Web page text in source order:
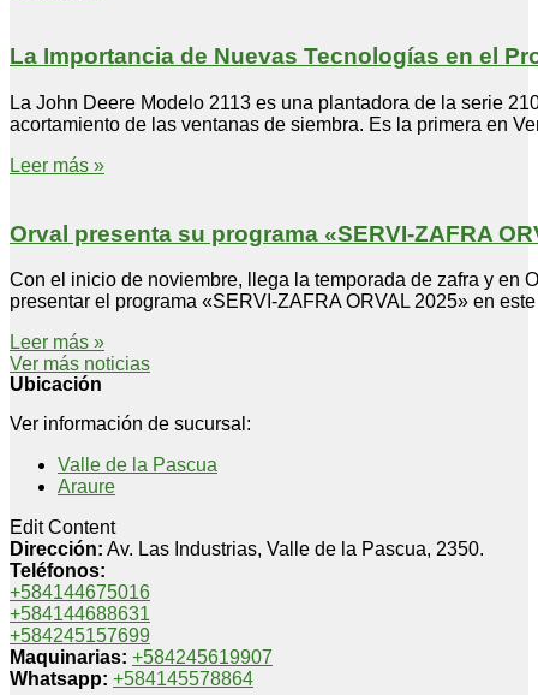
La Importancia de Nuevas Tecnologías en el
La John Deere Modelo 2113 es una plantadora de la serie
acortamiento de las ventanas de siembra. Es la primera en
Leer más »
Orval presenta su programa «SERVI-ZAFRA
Con el inicio de noviembre, llega la temporada de zafra y en
presentar el programa «SERVI-ZAFRA ORVAL 2025» en
Leer más »
Ver más noticias
Ubicación
Ver información de sucursal:
Valle de la Pascua
Araure
Edit Content
Dirección: Av. Las Industrias, Valle de la Pascua, 2350.
Teléfonos:
+584144675016
+584144688631
+584245157699
Maquinarias: +584245619907
Whatsapp: +584145578864